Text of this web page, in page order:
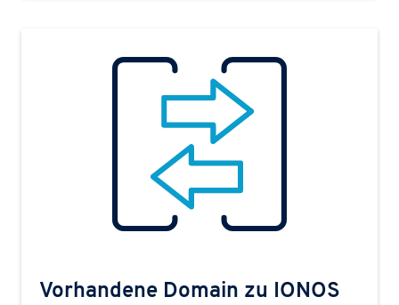
Vorhandene Domain zu IONOS